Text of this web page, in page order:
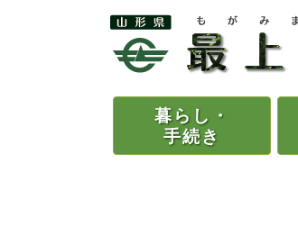
暮らし・
手続き